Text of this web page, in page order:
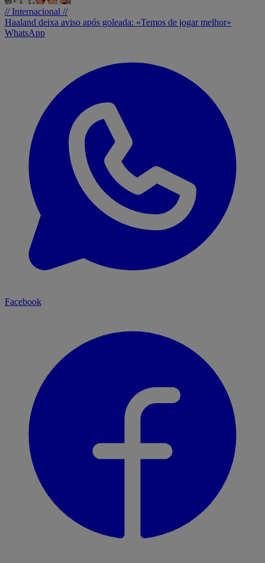
// Internacional //
Haaland deixa aviso após goleada: «Temos de jogar melhor»
WhatsApp
Facebook